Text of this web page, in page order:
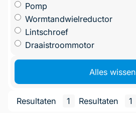
Pomp
Wormtandwielreductor
Lintschroef
Draaistroommotor
Alles wissen
Resultaten 1 Resultaten 1